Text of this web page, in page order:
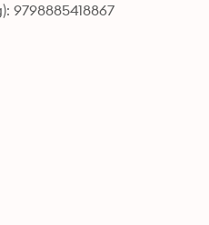
9798885418867